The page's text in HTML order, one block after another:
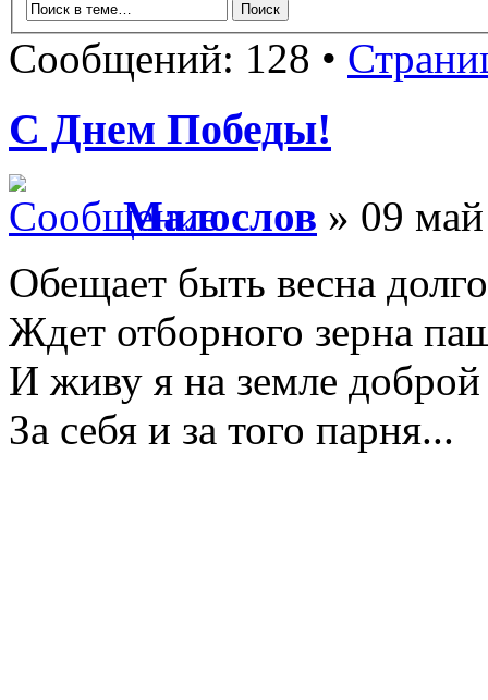
Сообщений: 128 •
С Днем Победы!
Малослов » 09
Обещает быть весна
Ждет отборного зерна
И живу я на земле доброй
За себя и за того парня...